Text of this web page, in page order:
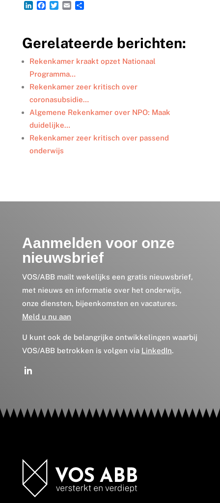
L
e
d
I
n
F
b
o
o
k
T
t
e
r
E
l
D
n
Gerelateerde berichten:
Rekenkamer kraakt opzet Nationaal
Programma…
Rekenkamer zeer kritisch over
coronasubsidie…
Algemene Rekenkamer over NPO: Maak
duidelijke…
Rekenkamer zeer kritisch over passend
onderwijs
Aanmelden voor onze
nieuwsbrief
VOS/ABB mailt wekelijks een gratis nieuwsbrief,
met nieuws en informatie over het onderwijs,
onze diensten, bijeenkomsten en vacatures.
Meld u nu aan
U kunt ook de belangrijke ontwikkelingen waarbij
VOS/ABB betrokken is volgen via LinkedIn.